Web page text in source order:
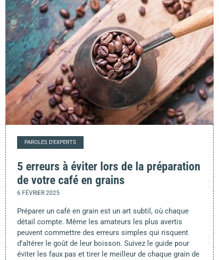
PAROLES D'EXPERTS
5 erreurs à éviter lors de la préparation
de votre café en grains
6 FÉVRIER 2025
Préparer un café en grain est un art subtil, où chaque
détail compte. Même les amateurs les plus avertis
peuvent commettre des erreurs simples qui risquent
d’altérer le goût de leur boisson. Suivez le guide pour
éviter les faux pas et tirer le meilleur de chaque grain de